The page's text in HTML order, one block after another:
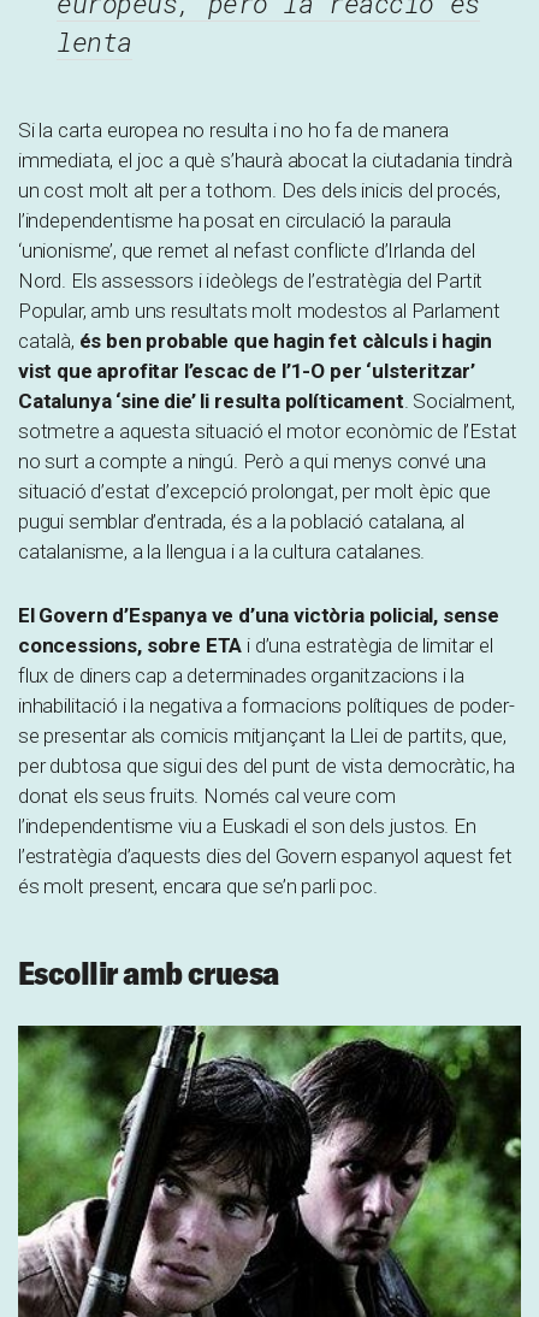
lenta
Si la carta europea no resulta i no ho fa de manera
immediata, el joc a què s’haurà abocat la ciutadania tindrà
un cost molt alt per a tothom. Des dels inicis del procés,
l’independentisme ha posat en circulació la paraula
‘unionisme’, que remet al nefast conflicte d’Irlanda del
Nord. Els assessors i ideòlegs de l’estratègia del Partit
Popular, amb uns resultats molt modestos al Parlament
català, és ben probable que hagin fet càlculs i hagin
vist que aprofitar l’escac de l’1-O per ‘ulsteritzar’
Catalunya ‘sine die’ li resulta políticament. Socialment,
sotmetre a aquesta situació el motor econòmic de l’Estat
no surt a compte a ningú. Però a qui menys convé una
situació d’estat d’excepció prolongat, per molt èpic que
pugui semblar d’entrada, és a la població catalana, al
catalanisme, a la llengua i a la cultura catalanes.
El Govern d’Espanya ve d’una victòria policial, sense
concessions, sobre ETA i d’una estratègia de limitar el
flux de diners cap a determinades organitzacions i la
inhabilitació i la negativa a formacions polítiques de poder-
se presentar als comicis mitjançant la Llei de partits, que,
per dubtosa que sigui des del punt de vista democràtic, ha
donat els seus fruits. Només cal veure com
l’independentisme viu a Euskadi el son dels justos. En
l’estratègia d’aquests dies del Govern espanyol aquest fet
és molt present, encara que se’n parli poc.
Escollir amb cruesa